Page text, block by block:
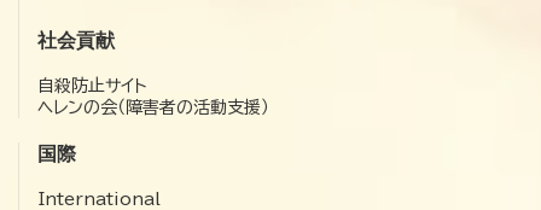
社会貢献
自殺防止サイト
ヘレンの会（障害者の活動支援）
国際
International